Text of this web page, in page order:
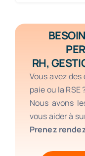
RH,
Vous avez
paie ou la RSE
Nous avons
vous aider à
Prenez